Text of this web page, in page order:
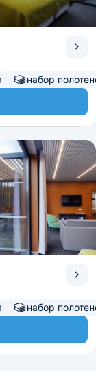
набор
набор